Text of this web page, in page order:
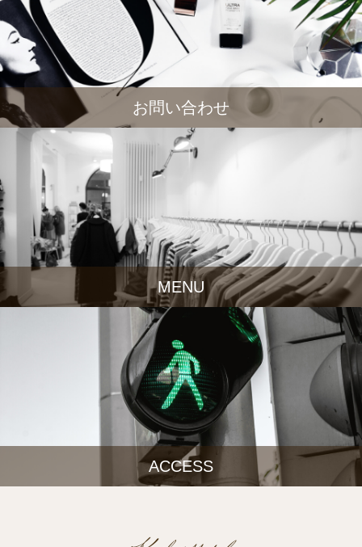
お問い合わせ
MENU
ACCESS